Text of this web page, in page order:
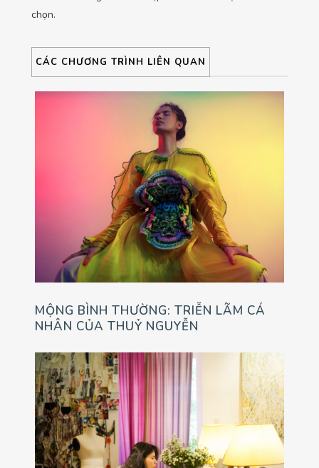
chọn.
CÁC CHƯƠNG TRÌNH LIÊN QUAN
MỘNG BÌNH THƯỜNG: TRIỄN LÃM CÁ
NHÂN CỦA THUỶ NGUYỄN